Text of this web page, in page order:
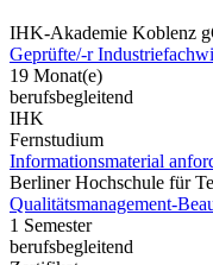
IHK-Akademie Koblenz
Geprüfte/-r
19 Monat(e)
berufsbegleitend
IHK
Fernstudium
Informationsmaterial
Berliner Hochschule für
Qualitätsmanagement-
1 Semester
berufsbegleitend